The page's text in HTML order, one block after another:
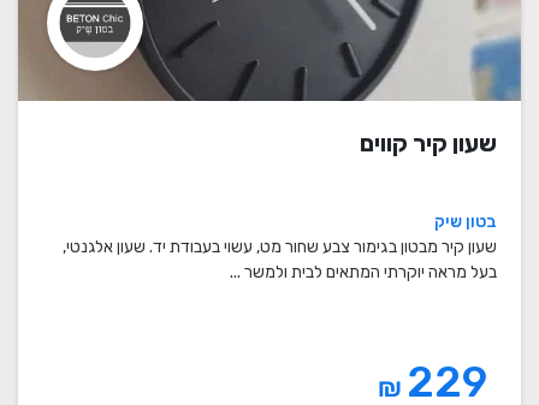
שעון קיר קווים
בטון שיק
שעון קיר מבטון בגימור צבע שחור מט, עשוי בעבודת יד. שעון אלגנטי,
בעל מראה יוקרתי המתאים לבית ולמשר ...
₪